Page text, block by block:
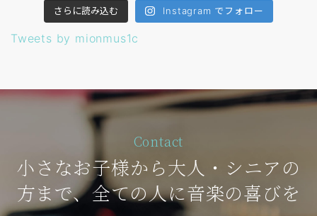
さらに読み込む Instagram でフォロー
Tweets by mionmus1c
Contact
小さなお子様から大人・シニアの
方まで、全ての人に音楽の喜びを